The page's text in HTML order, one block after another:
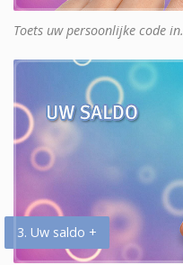
Toets uw persoonlijke code in.
3. Uw saldo +